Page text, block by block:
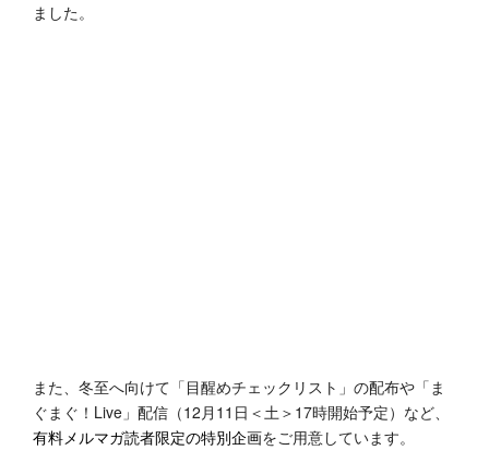
ました。
また、冬至へ向けて「目醒めチェックリスト」の配布や「ま
ぐまぐ！Live」配信（12月11日＜土＞17時開始予定）など、
有料メルマガ読者限定の特別企画をご用意しています。